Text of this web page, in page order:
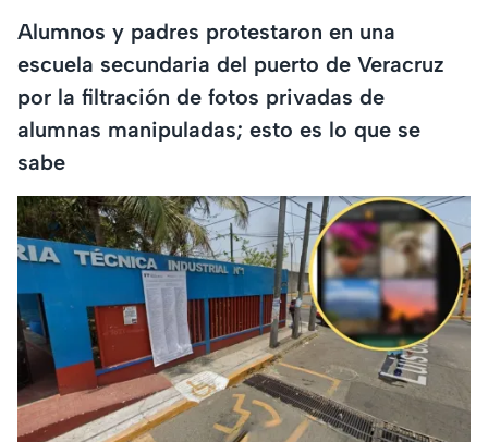
Alumnos y padres protestaron en una
escuela secundaria del puerto de Veracruz
por la filtración de fotos privadas de
alumnas manipuladas; esto es lo que se
sabe